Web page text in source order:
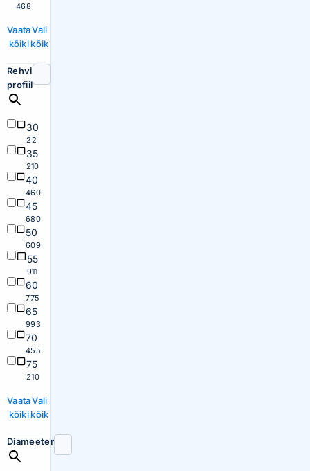
468
Vaata
kõiki
Vali
kõik
Rehvi
profiil
30
22
35
210
40
460
45
680
50
609
55
911
60
775
65
993
70
455
75
210
Vaata
kõiki
Vali
kõik
Diameeter